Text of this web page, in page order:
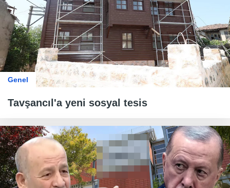
Genel
Tavşancıl'a yeni sosyal tesis